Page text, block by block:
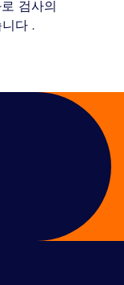
검사의
다 .